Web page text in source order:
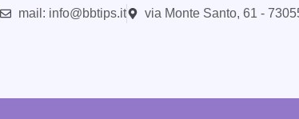
mail: info@bbtips.it via Monte Santo, 61 -